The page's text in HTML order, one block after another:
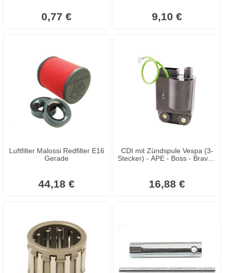
0,77 € 9,10 €
Luftfilter Malossi Redfilter E16
Gerade
44,18 €
CDI mit Zündspule Vespa (3-
Stecker) - APE - Boss - Bravo -
16,88 €